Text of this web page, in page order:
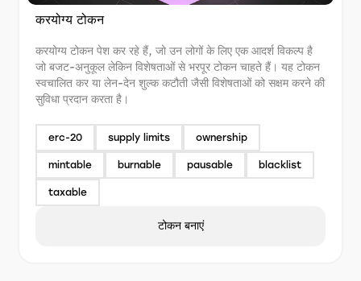
करयोग्य टोकन
करयोग्य टोकन पेश कर रहे हैं, जो उन लोगों के लिए एक आदर्श विकल्प है
जो बजट-अनुकूल लेकिन विशेषताओं से भरपूर टोकन चाहते हैं। यह टोकन
स्वचालित कर या लेन-देन शुल्क कटौती जैसी विशेषताओं को सक्षम करने की
सुविधा प्रदान करता है।
erc-20 supply limits ownership
mintable burnable pausable blacklist
taxable
टोकन बनाएं